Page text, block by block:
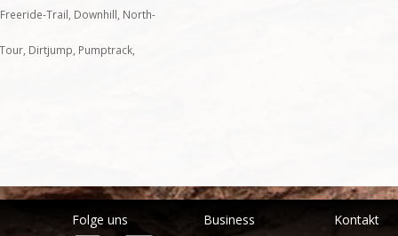
Trail, Downhill, North-
Dirtjump, Pumptrack,
Folge uns Business Kontakt